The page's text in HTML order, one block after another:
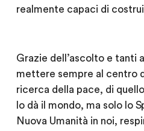
realmente capaci di
Grazie dell’ascolto e tanti
mettere sempre al centro
ricerca della pace, di
lo dà il mondo, ma solo lo
Nuova Umanità in noi,